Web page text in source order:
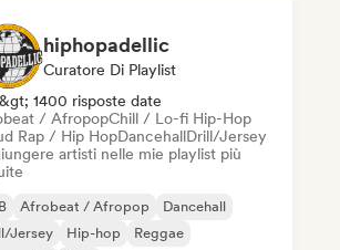
hiphopadellic
Curatore Di Playlist
&gt; 1400 risposte date
/ AfropopChill / Lo-fi Hip-Hop
Rap / Hip HopDancehallDrill/Jersey
artisti nelle mie playlist più
Afrobeat / Afropop
Dancehall
Jersey
Hip-hop
Reggae